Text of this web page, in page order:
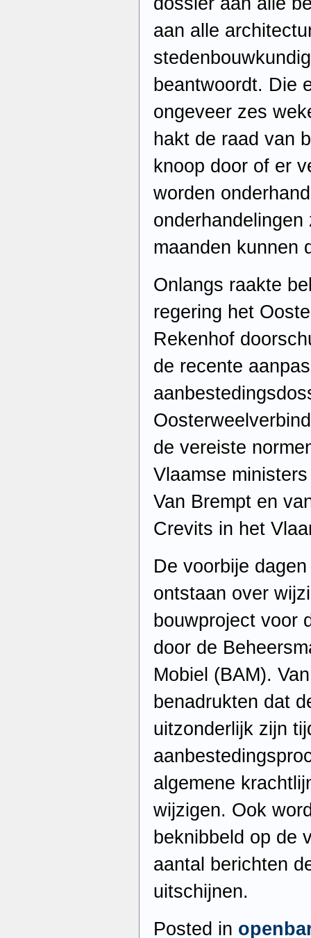
aan alle
beantwoordt. Die
ongeveer zes
hakt de raad van
knoop door of er
worden
maanden kunnen
Onlangs raakte
regering het
Rekenhof
de recente
de vereiste
Vlaamse
Van Brempt en
Crevits in het
De voorbije
ontstaan over
bouwproject voor
door de
Mobiel (BAM).
benadrukten dat
uitzonderlijk zijn
algemene
wijzigen. Ook
beknibbeld op de
aantal berichten
uitschijnen.
Posted in